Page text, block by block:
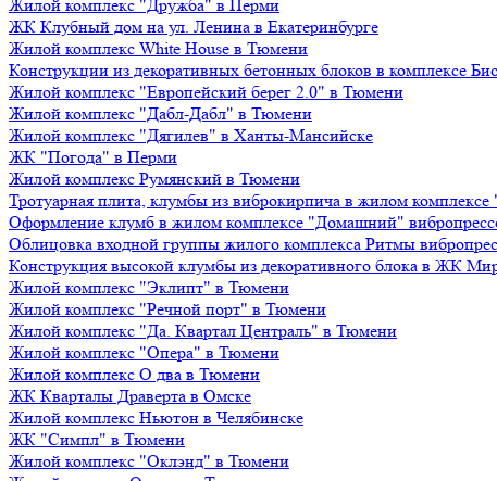
Жилой комплекс "Дружба" в Перми
ЖК Клубный дом на ул. Ленина в Екатеринбурге
Жилой комплекс White House в Тюмени
Конструкции из декоративных бетонных блоков в комплексе
Жилой комплекс "Европейский берег 2.0" в Тюмени
Жилой комплекс "Дабл-Дабл" в Тюмени
Жилой комплекс "Дягилев" в Ханты-Мансийске
ЖК "Погода" в Перми
Жилой комплекс Румянский в Тюмени
Тротуарная плита, клумбы из виброкирпича в жилом
Оформление клумб в жилом комплексе "Домашний"
Облицовка входной группы жилого комплекса Ритмы
Конструкция высокой клумбы из декоративного блока в ЖК
Жилой комплекс "Эклипт" в Тюмени
Жилой комплекс "Речной порт" в Тюмени
Жилой комплекс "Да. Квартал Централь" в Тюмени
Жилой комплекс "Опера" в Тюмени
Жилой комплекс О два в Тюмени
ЖК Кварталы Драверта в Омске
Жилой комплекс Ньютон в Челябинске
ЖК "Симпл" в Тюмени
Жилой комплекс "Оклэнд" в Тюмени